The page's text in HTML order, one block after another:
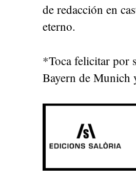
de redacción en
eterno.
*Toca felicitar por
Bayern de Munich